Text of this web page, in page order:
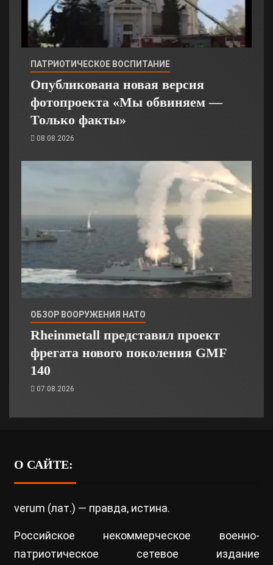
ПАТРИОТИЧЕСКОЕ ВОСПИТАНИЕ
Опубликована новая версия
фотопроекта «Мы обвиняем —
Только факты»
08.08.2026
ОБЗОР ВООРУЖЕНИЯ НАТО
Rheinmetall представил проект
фрегата нового поколения GMF
140
07.08.2026
О САЙТЕ:
verum (лат.) — правда, истина.
Российское некоммерческое военно-
патриотическое сетевое издание